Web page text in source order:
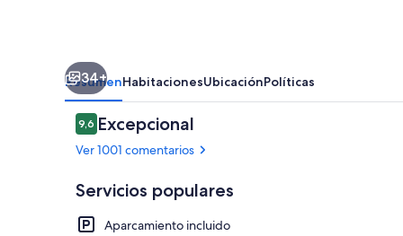
34+
ResumenHabitacionesUbicaciónPolíticas
Comentarios
9,69,6 de 10
Excepcional
Ver 1001 comentarios
Servicios populares
Aparcamiento incluido